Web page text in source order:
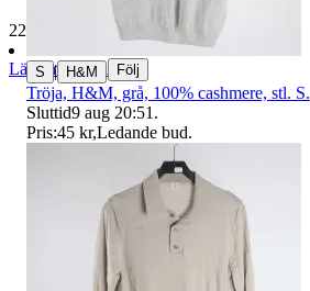
229 448 omdömen
Läs omdömen Följ
S | H&M
Tröja, H&M, grå, 100% cashmere, stl. S.
Sluttid9 aug 20:51 .
Pris:45 kr,Ledande bud.